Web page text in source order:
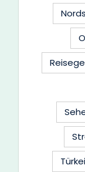
Türkei